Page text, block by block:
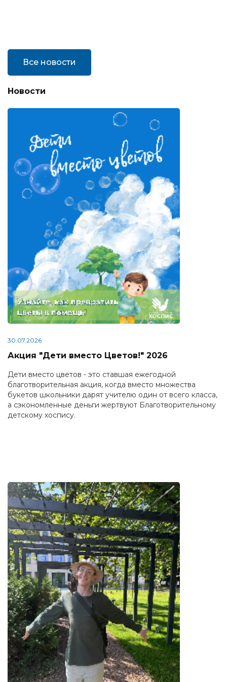
Все новости
Новости
30.07.2026
Акция "Дети вместо Цветов!" 2026
Дети вместо цветов - это ставшая ежегодной
благотворительная акция, когда вместо множества
букетов школьники дарят учителю один от всего класса,
а сэкономленные деньги жертвуют Благотворительному
детскому хоспису.